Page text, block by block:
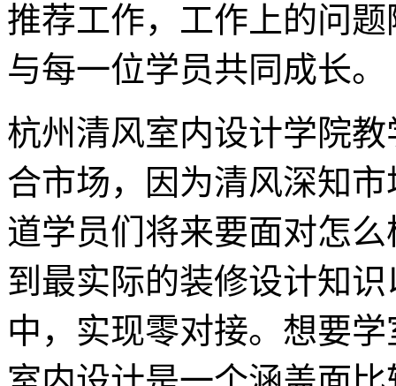
推荐工作，工作上的问
与每一位学员共同成长。
杭州清风室内设计学院
合市场，因为清风深知
道学员们将来要面对怎
到最实际的装修设计知
中，实现零对接。想要